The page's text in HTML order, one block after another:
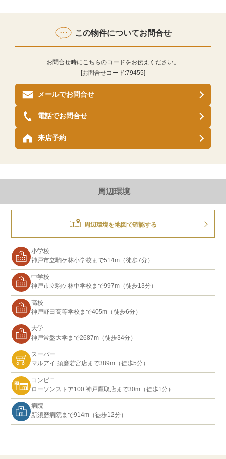
この物件についてお問合せ
お問合せ時にこちらのコードをお伝えください。
[お問合せコード:79455]
メールでお問合せ
来店予約
電話でお問合せ
周辺環境
周辺環境を地図で確認する
小学校
神戸市立駒ケ林小学校まで514m（徒歩7分）
中学校
神戸市立駒ケ林中学校まで997m（徒歩13分）
高校
神戸野田高等学校まで405m（徒歩6分）
大学
神戸常盤大学まで2687m（徒歩34分）
スーパー
マルアイ 須磨若宮店まで389m（徒歩5分）
コンビニ
ローソンストア100 神戸鷹取店まで30m（徒歩1分）
病院
新須磨病院まで914m（徒歩12分）